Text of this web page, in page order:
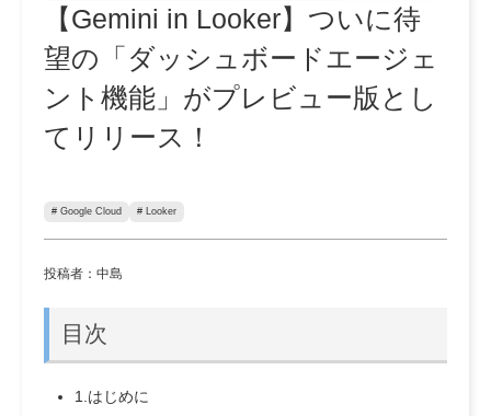
【Gemini in Looker】ついに待
望の「ダッシュボードエージェ
ント機能」がプレビュー版とし
てリリース！
# Google Cloud # Looker
投稿者：中島
目次
1.はじめに